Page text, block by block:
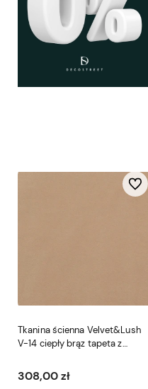
Tkanina ścienna Velvet&Lush
V-14 ciepły brąz tapeta z
308,00 zł
Do